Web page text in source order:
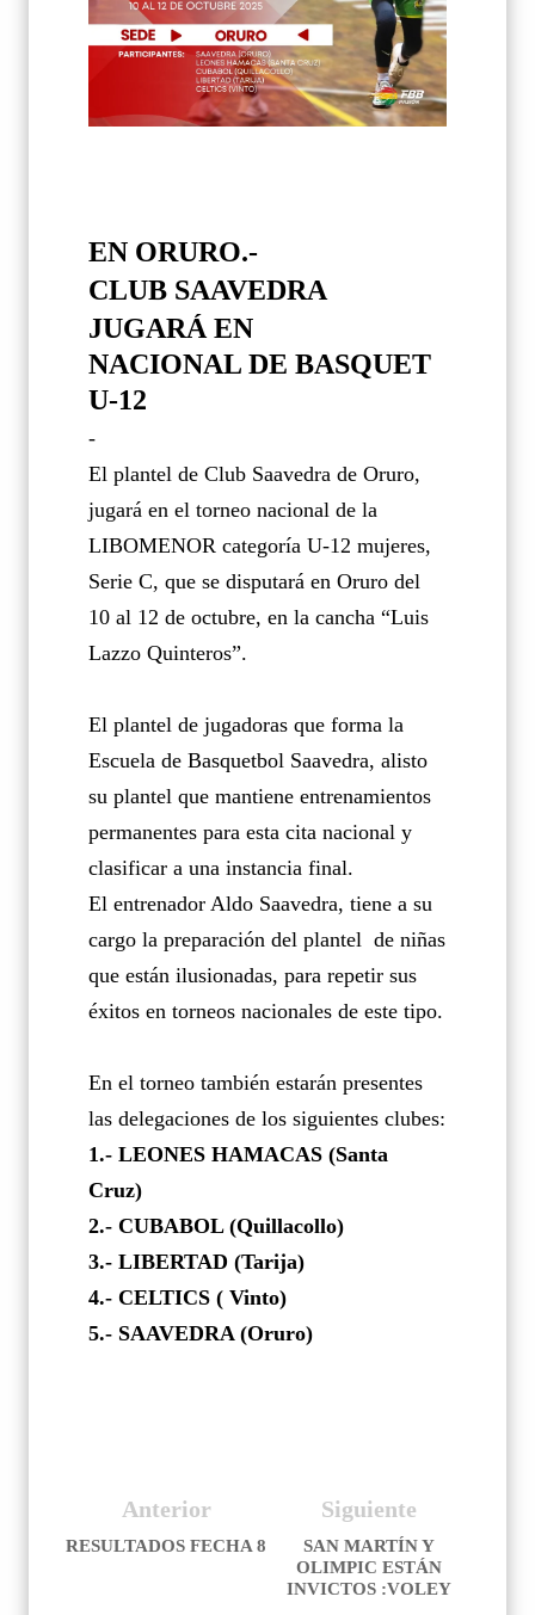
EN ORURO.-
CLUB SAAVEDRA
JUGARÁ EN
NACIONAL DE BASQUET
U-12
-
El plantel de Club Saavedra de Oruro,
jugará en el torneo nacional de la
LIBOMENOR categoría U-12 mujeres,
Serie C, que se disputará en Oruro del
10 al 12 de octubre, en la cancha “Luis
Lazzo Quinteros”.
El plantel de jugadoras que forma la
Escuela de Basquetbol Saavedra, alisto
su plantel que mantiene entrenamientos
permanentes para esta cita nacional y
clasificar a una instancia final.
El entrenador Aldo Saavedra, tiene a su
cargo la preparación del plantel de niñas
que están ilusionadas, para repetir sus
éxitos en torneos nacionales de este tipo.
En el torneo también estarán presentes
las delegaciones de los siguientes clubes:
1.- LEONES HAMACAS (Santa
Cruz)
2.- CUBABOL (Quillacollo)
3.- LIBERTAD (Tarija)
4.- CELTICS ( Vinto)
5.- SAAVEDRA (Oruro)
Siguiente
SAN MARTÍN Y
OLIMPIC ESTÁN
INVICTOS :VOLEY
Anterior
RESULTADOS FECHA 8